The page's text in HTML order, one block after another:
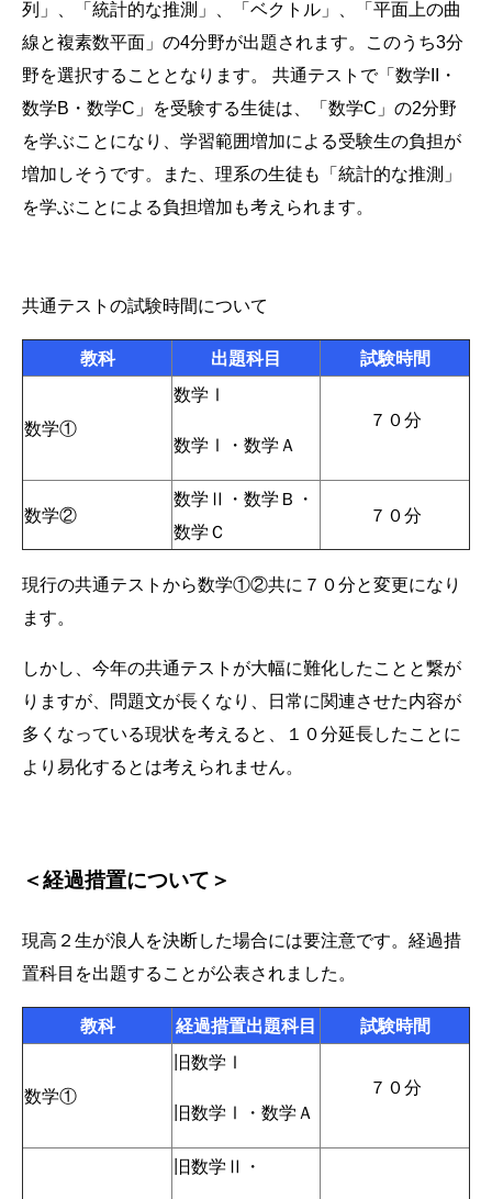
列」、「統計的な推測」、「ベクトル」、「平面上の曲
線と複素数平面」の4分野が出題されます。このうち3分
野を選択することとなります。 共通テストで「数学II・
数学B・数学C」を受験する生徒は、「数学C」の2分野
を学ぶことになり、学習範囲増加による受験生の負担が
増加しそうです。また、理系の生徒も「統計的な推測」
を学ぶことによる負担増加も考えられます。
共通テストの試験時間について
教科 出題科目 試験時間
数学①
数学Ⅰ
数学Ⅰ・数学Ａ
７０分
数学②
数学Ⅱ・数学Ｂ・
数学Ｃ
７０分
現行の共通テストから数学①②共に７０分と変更になり
ます。
しかし、今年の共通テストが大幅に難化したことと繋が
りますが、問題文が長くなり、日常に関連させた内容が
多くなっている現状を考えると、１０分延長したことに
より易化するとは考えられません。
＜経過措置について＞
現高２生が浪人を決断した場合には要注意です。経過措
置科目を出題することが公表されました。
教科 経過措置出題科目 試験時間
数学①
旧数学Ⅰ
旧数学Ⅰ・数学Ａ
７０分
旧数学Ⅱ・